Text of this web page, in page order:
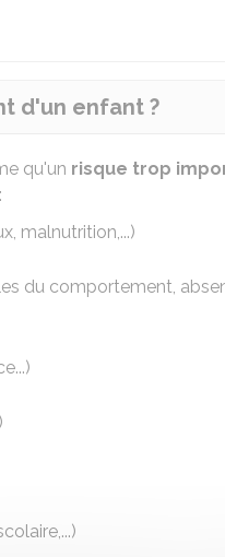
d'un enfant ?
qu'un risque trop
malnutrition,...)
du comportement,